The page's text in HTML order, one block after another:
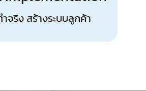
จริง สร้างระบบลูกค้า